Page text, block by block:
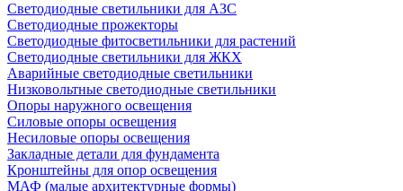
Светодиодные светильники для АЗС
Светодиодные прожекторы
Светодиодные фитосветильники для растений
Светодиодные светильники для ЖКХ
Аварийные светодиодные светильники
Низковольтные светодиодные светильники
Опоры наружного освещения
Силовые опоры освещения
Несиловые опоры освещения
Закладные детали для фундамента
Кронштейны для опор освещения
МАФ (малые архитектурные формы)